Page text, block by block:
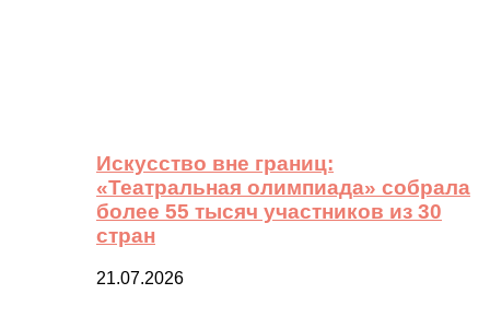
Искусство вне границ:
«Театральная олимпиада» собрала
более 55 тысяч участников из 30
стран
21.07.2026